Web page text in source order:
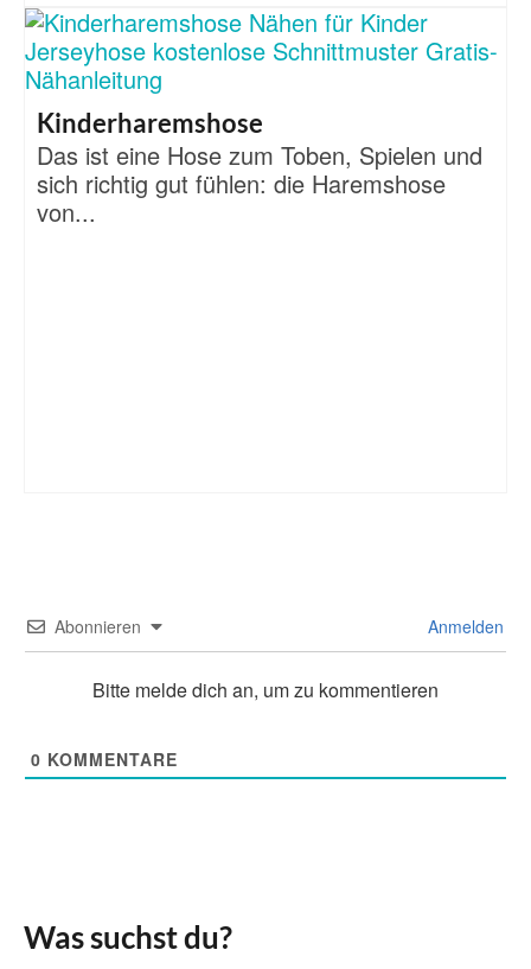
Kinderharemshose
Das ist eine Hose zum Toben, Spielen und
sich richtig gut fühlen: die Haremshose
von...
Abonnieren Anmelden
Bitte melde dich an, um zu kommentieren
0 KOMMENTARE
Was suchst du?